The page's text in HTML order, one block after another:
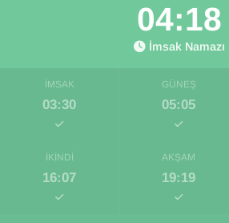
04:18
İmsak Namazı
İMSAK
03:30
GÜNEŞ
05:05
İKINDI
16:07
AKŞAM
19:19